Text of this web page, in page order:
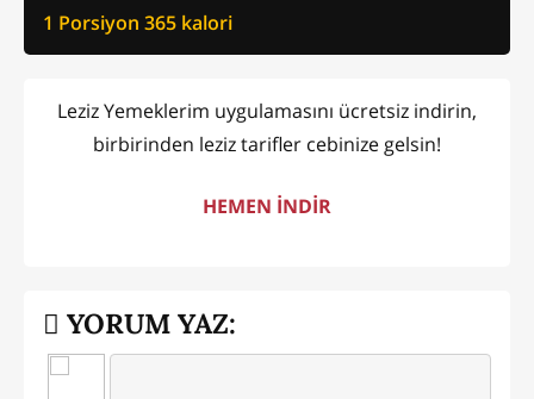
1 Porsiyon 365 kalori
Leziz Yemeklerim uygulamasını ücretsiz indirin,
birbirinden leziz tarifler cebinize gelsin!
HEMEN İNDİR
YORUM YAZ: